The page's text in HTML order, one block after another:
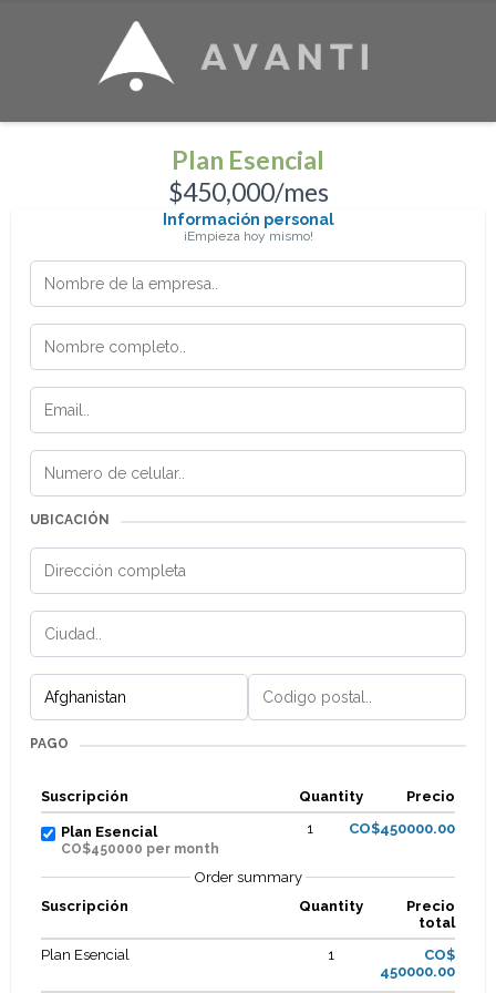
Plan Esencial
$450,000/mes
Información personal
¡Empieza hoy mismo!
UBICACIÓN
PAGO
Suscripción Quantity Precio
Plan Esencial
CO$450000 per month
1 CO$450000.00
Order summary
Suscripción
Quantity
Precio
total
Plan Esencial
1
CO$
450000.00